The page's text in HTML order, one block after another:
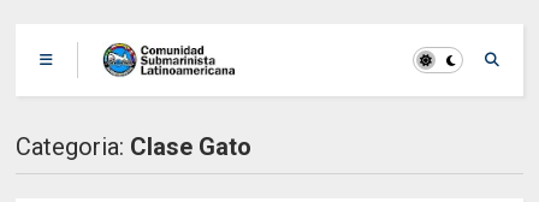
Categoria: Clase Gato